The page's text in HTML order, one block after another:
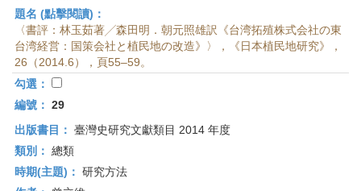
題名 (點擊閱讀)：
〈書評：林玉茹著╱森田明．朝元照雄訳《台湾拓殖株式会社の東
台湾経営：国策会社と植民地の改造》〉，《日本植民地研究》，
26（2014.6），頁55–59。
勾選：
編號： 29
出版書目： 臺灣史研究文獻類目 2014 年度
類別： 總類
時期(主題)： 研究方法